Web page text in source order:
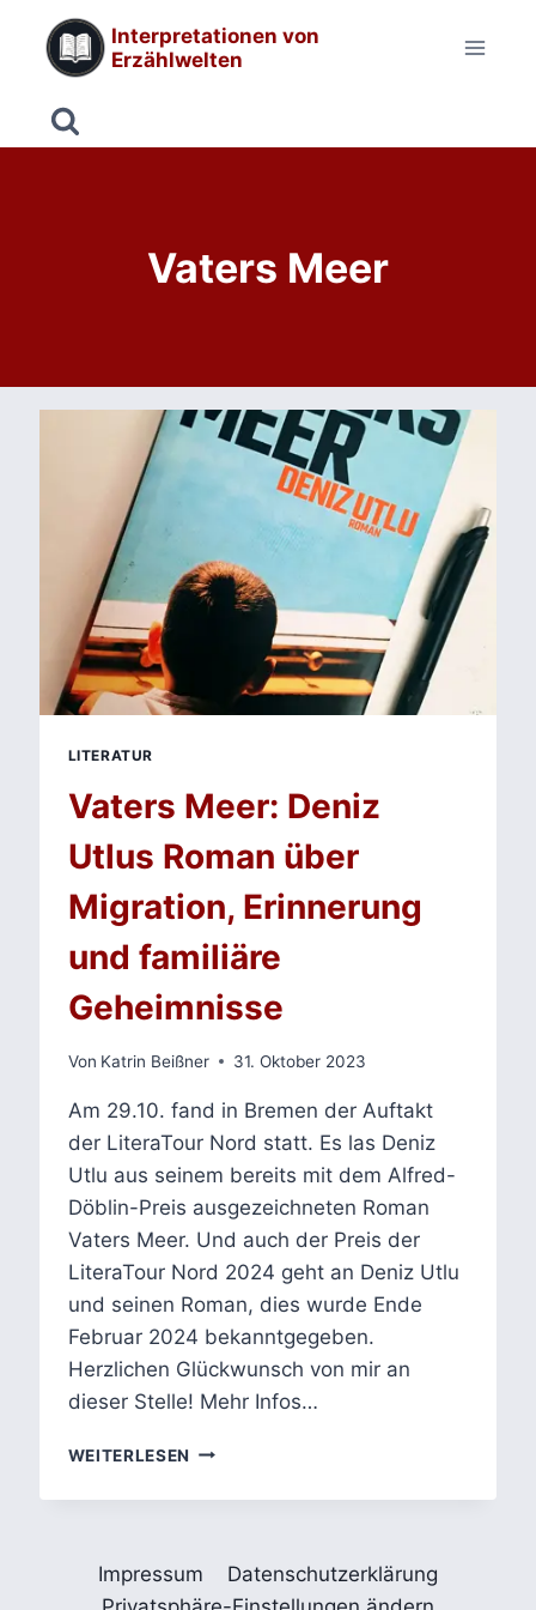
Inhalt
springen
Interpretationen von
Erzählwelten
Vaters Meer
LITERATUR
Vaters Meer: Deniz
Utlus Roman über
Migration, Erinnerung
und familiäre
Geheimnisse
Von Katrin Beißner 31. Oktober 2023
Am 29.10. fand in Bremen der Auftakt
der LiteraTour Nord statt. Es las Deniz
Utlu aus seinem bereits mit dem Alfred-
Döblin-Preis ausgezeichneten Roman
Vaters Meer. Und auch der Preis der
LiteraTour Nord 2024 geht an Deniz Utlu
und seinen Roman, dies wurde Ende
Februar 2024 bekanntgegeben.
Herzlichen Glückwunsch von mir an
dieser Stelle! Mehr Infos…
WEITERLESEN VATERS
DENIZ
ÜBER
MIGRATION,
Impressum
Datenschutzerklärung